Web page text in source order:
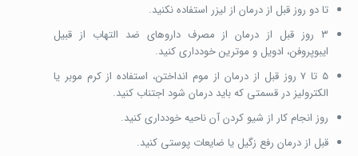
تا دو روز قبل از درمان از لیزر استفاده نکنید.
۳ روز قبل از درمان از مصرف داروهای ضد التهاب از قبیل
ایبوپروفن، ادویل و موترین خودداری کنید.
۵ تا ۷ روز قبل از درمان از موم انداختن، استفاده از کرم موبر یا
الکترولیز در قسمتی که باید درمان شود اجتناب کنید.
روز انجام کار از شیو کردن آن ناحیه خودداری کنید.
قبل از درمان رفع زگیل یا ضایعات پوستی کنید.